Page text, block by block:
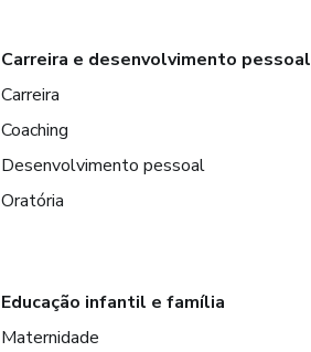
Carreira e desenvolvimento pessoal
Carreira
Coaching
Desenvolvimento pessoal
Oratória
Educação infantil e família
Maternidade